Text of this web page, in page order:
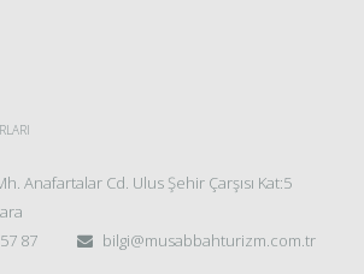
Anafartalar Cd. Ulus Şehir Çarşısı Kat:5
87
bilgi@musabbahturizm.com.tr